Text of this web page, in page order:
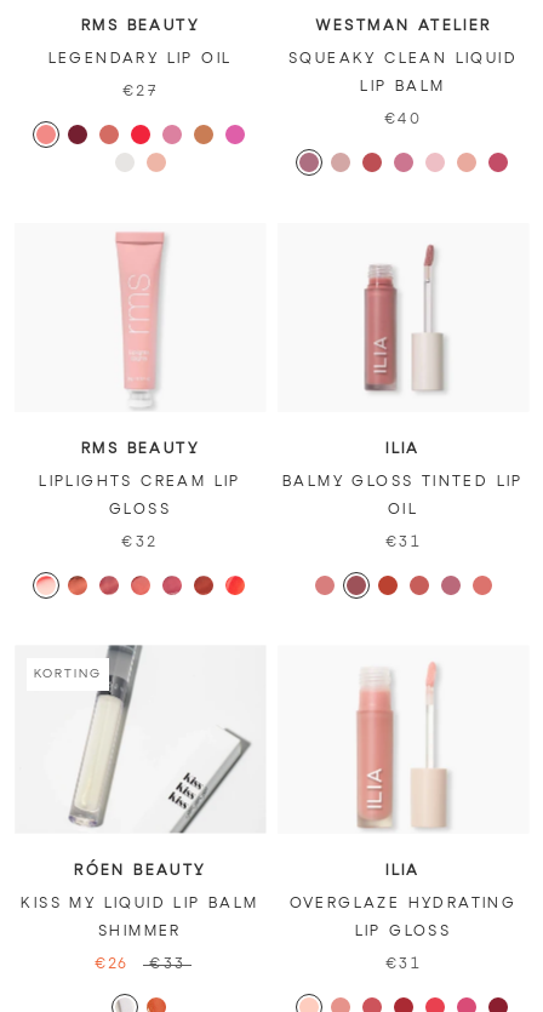
RMS BEAUTY
LEGENDARY LIP OIL
€27
WESTMAN ATELIER
SQUEAKY CLEAN LIQUID
LIP BALM
€40
RMS BEAUTY
LIPLIGHTS CREAM LIP
GLOSS
€32
ILIA
BALMY GLOSS TINTED LIP
OIL
€31
KORTING
RÓEN BEAUTY
KISS MY LIQUID LIP BALM
SHIMMER
€26 €33
ILIA
OVERGLAZE HYDRATING
LIP GLOSS
€31